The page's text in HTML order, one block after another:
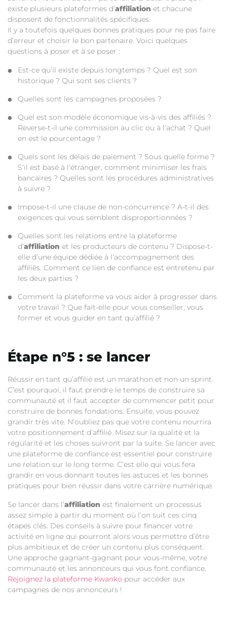
existe plusieurs plateformes d’affiliation et chacune
disposent de fonctionnalités spécifiques.
Il y a toutefois quelques bonnes pratiques pour ne pas faire
d’erreur et choisir le bon partenaire. Voici quelques
questions à poser et à se poser :
Est-ce qu’il existe depuis longtemps ? Quel est son
historique ? Qui sont ses clients ?
Quelles sont les campagnes proposées ?
Quel est son modèle économique vis-à-vis des affiliés ?
Reverse-t-il une commission au clic ou à l’achat ? Quel
en est le pourcentage ?
Quels sont les délais de paiement ? Sous quelle forme ?
S’il est basé à l’étranger, comment minimiser les frais
bancaires ? Quelles sont les procédures administratives
à suivre ?
Impose-t-il une clause de non-concurrence ? A-t-il des
exigences qui vous semblent disproportionnées ?
Quelles sont les relations entre la plateforme
d’affiliation et les producteurs de contenu ? Dispose-t-
elle d’une équipe dédiée à l’accompagnement des
affiliés. Comment ce lien de confiance est entretenu par
les deux parties ?
Comment la plateforme va vous aider à progresser dans
votre travail ? Que fait-elle pour vous conseiller, vous
former et vous guider en tant qu’affilié ?
Étape n°5 : se lancer
Réussir en tant qu’affilié est un marathon et non un sprint.
C’est pourquoi, il faut prendre le temps de construire sa
communauté et il faut accepter de commencer petit pour
construire de bonnes fondations. Ensuite, vous pouvez
grandir très vite. N’oubliez pas que votre contenu nourrira
votre positionnement d’affilié. Misez sur la qualité et la
régularité et les choses suivront par la suite. Se lancer avec
une plateforme de confiance est essentiel pour construire
une relation sur le long terme. C’est elle qui vous fera
grandir en vous donnant toutes les astuces et les bonnes
pratiques pour bien réussir dans votre carrière numérique.
Se lancer dans l’affiliation est finalement un processus
assez simple à partir du moment où l’on suit ces cinq
étapes clés. Des conseils à suivre pour financer votre
activité en ligne qui pourront alors vous permettre d’être
plus ambitieux et de créer un contenu plus conséquent.
Une approche gagnant-gagnant pour vous-même, votre
communauté et les annonceurs qui vous font confiance.
Rejoignez la plateforme Kwanko pour accéder aux
campagnes de nos annonceurs !